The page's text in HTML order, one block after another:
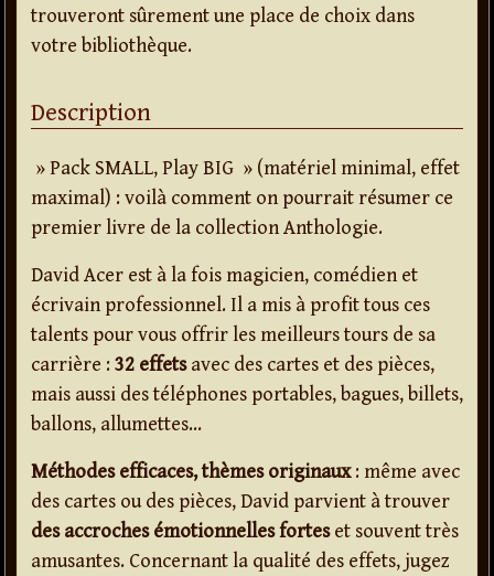
trouveront sûrement une place de choix dans
votre bibliothèque.
Description
» Pack SMALL, Play BIG » (matériel minimal, effet
maximal) : voilà comment on pourrait résumer ce
premier livre de la collection Anthologie.
David Acer est à la fois magicien, comédien et
écrivain professionnel. Il a mis à profit tous ces
talents pour vous offrir les meilleurs tours de sa
carrière :32 effetsavec des cartes et des pièces,
mais aussi des téléphones portables, bagues, billets,
ballons, allumettes…
Méthodes efficaces, thèmes originaux: même avec
des cartes ou des pièces, David parvient à trouver
des accroches émotionnelles forteset souvent très
amusantes. Concernant la qualité des effets, jugez